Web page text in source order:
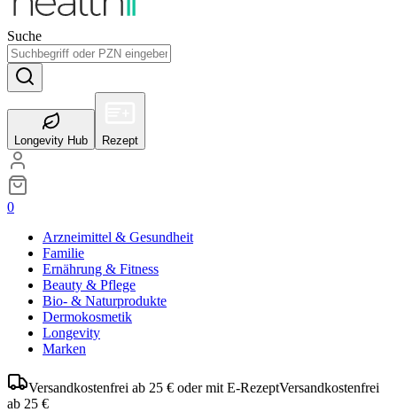
Suche
Longevity Hub Rezept
0
Arzneimittel & Gesundheit
Familie
Ernährung & Fitness
Beauty & Pflege
Bio- & Naturprodukte
Dermokosmetik
Longevity
Marken
Versandkostenfrei ab 25 € oder mit E-RezeptVersandkostenfrei
ab 25 €